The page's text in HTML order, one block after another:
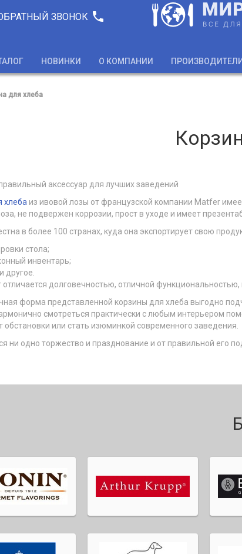
ЗВОНОК phone
НОВИНКИ О КОМПАНИИ ПРОИЗВОДИТЕЛИ
для хлеба
аксессуар для лучших заведений
хлеба из ивовой лозы от французской компании Matfer
не подвержен коррозии, прост в уходе и имеет
в более 100 странах, куда она экспортирует свою
стола;
инвентарь;
другое.
долговечностью, отличной функциональностью,
форма представленной корзины для хлеба выгодно
смотреться практически с любым интерьером
обстановки или стать изюминкой современного заведения.
ни одно торжество и празднование и от правильной его